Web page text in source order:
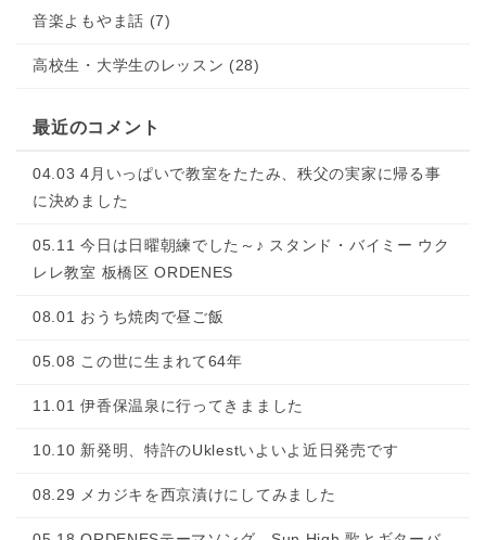
音楽よもやま話 (7)
高校生・大学生のレッスン (28)
最近のコメント
04.03 4月いっぱいで教室をたたみ、秩父の実家に帰る事
に決めました
05.11 今日は日曜朝練でした～♪ スタンド・バイミー ウク
レレ教室 板橋区 ORDENES
08.01 おうち焼肉で昼ご飯
05.08 この世に生まれて64年
11.01 伊香保温泉に行ってきまました
10.10 新発明、特許のUklestいよいよ近日発売です
08.29 メカジキを西京漬けにしてみました